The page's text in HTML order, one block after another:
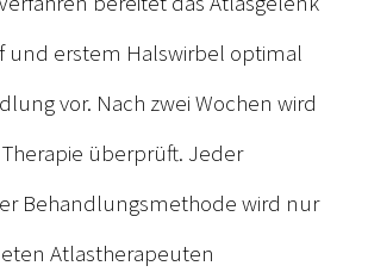
und erstem Halswirbel optimal
vor. Nach zwei Wochen wird
überprüft. Jeder
Behandlungsmethode wird nur
Atlastherapeuten